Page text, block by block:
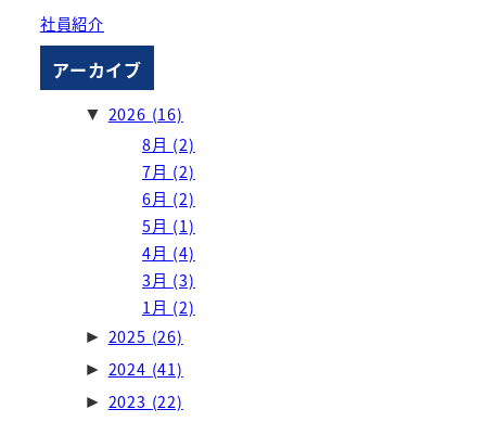
社員紹介
アーカイブ
▼ 2026 (16)
8月 (2)
7月 (2)
6月 (2)
5月 (1)
4月 (4)
3月 (3)
1月 (2)
► 2025 (26)
► 2024 (41)
► 2023 (22)